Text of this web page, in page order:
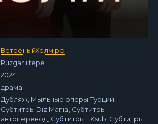
ВетреныйХолм.рф
Rüzgarli tepe
2024
драма
Дубляж, Мыльные оперы Турции,
Субтитры DiziMania, Субтитры
автоперевод, Субтитры LKsub, Субтитры